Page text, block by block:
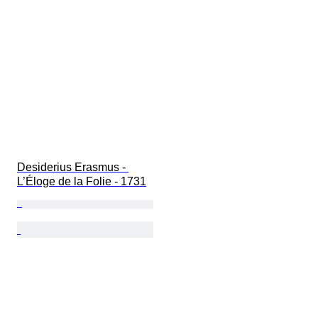
Desiderius Erasmus -
L’Éloge de la Folie - 1731